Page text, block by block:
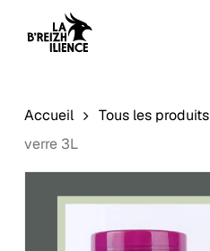
Panier
Accueil Tous les produits
verre 3L